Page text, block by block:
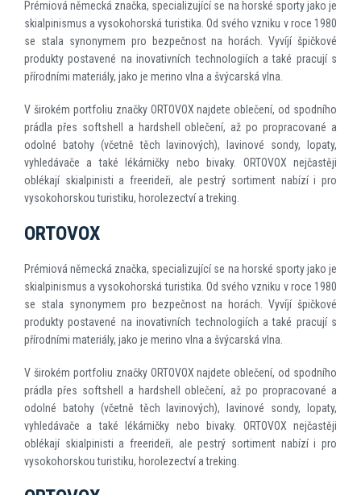
Prémiová německá značka, specializující se na horské sporty jako je
skialpinismus a vysokohorská turistika. Od svého vzniku v roce 1980
se stala synonymem pro bezpečnost na horách. Vyvíjí špičkové
produkty postavené na inovativních technologiích a také pracují s
přírodními materiály, jako je merino vlna a švýcarská vlna.
V širokém portfoliu značky ORTOVOX najdete oblečení, od spodního
prádla přes softshell a hardshell oblečení, až po propracované a
odolné batohy (včetně těch lavinových), lavinové sondy, lopaty,
vyhledávače a také lékárničky nebo bivaky. ORTOVOX nejčastěji
oblékají skialpinisti a freerideři, ale pestrý sortiment nabízí i pro
vysokohorskou turistiku, horolezectví a treking.
ORTOVOX
Prémiová německá značka, specializující se na horské sporty jako je
skialpinismus a vysokohorská turistika. Od svého vzniku v roce 1980
se stala synonymem pro bezpečnost na horách. Vyvíjí špičkové
produkty postavené na inovativních technologiích a také pracují s
přírodními materiály, jako je merino vlna a švýcarská vlna.
V širokém portfoliu značky ORTOVOX najdete oblečení, od spodního
prádla přes softshell a hardshell oblečení, až po propracované a
odolné batohy (včetně těch lavinových), lavinové sondy, lopaty,
vyhledávače a také lékárničky nebo bivaky. ORTOVOX nejčastěji
oblékají skialpinisti a freerideři, ale pestrý sortiment nabízí i pro
vysokohorskou turistiku, horolezectví a treking.